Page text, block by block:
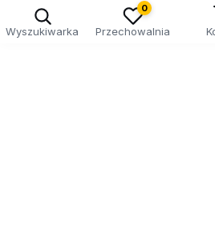
Wyszukiwarka
0
Przechowalnia